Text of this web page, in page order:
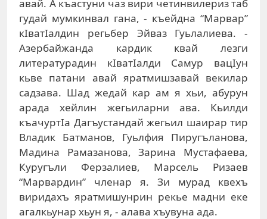
авай. А къастуни чаз вири четинвилериз таб
гудай мумкинвал гана, - къейдна “Марвар”
кIватIалдин регьбер Эйваз Гуьлалиева. -
Азербайжанда кардик квай лезги
литературадин кIватIалди Самур вацIун
кьве патани авай яратмишзавай векилар
садзава. Шад жедай кар ам я хьи, абурун
арада хейлин жегьиларни ава. Кьилди
къачуртIа Дагъустандай жегьил шаирар тир
Владик Батманов, Гуьлфия Пиругъланова,
Мадина Рамазанова, Зарина Мустафаева,
Куругъли Ферзалиев, Марсель Ризаев
“Марвардин” членар я. Зи мурад квехъ
виридахъ яратмишунрин рекье мадни еке
агалкьунар хьун я, - алава хъувуна ада.